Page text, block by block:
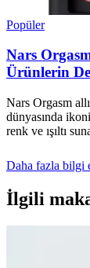
Popüler
Nars
Ürünlerin
Nars Orgasm
dünyasında
renk ve ışıltı
Daha fazla bilgi
İlgili